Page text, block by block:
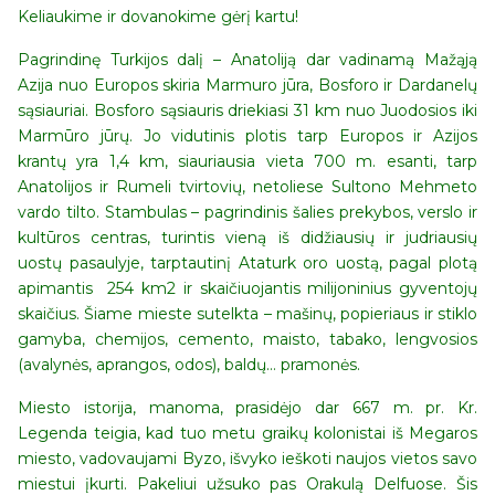
Keliaukime ir dovanokime gėrį kartu!
Pagrindinę Turkijos dalį – Anatoliją dar vadinamą Mažąją
Azija nuo Europos skiria Marmuro jūra, Bosforo ir Dardanelų
sąsiauriai. Bosforo sąsiauris driekiasi 31 km nuo Juodosios iki
Marmūro jūrų. Jo vidutinis plotis tarp Europos ir Azijos
krantų yra 1,4 km, siauriausia vieta 700 m. esanti, tarp
Anatolijos ir Rumeli tvirtovių, netoliese Sultono Mehmeto
vardo tilto. Stambulas – pagrindinis šalies prekybos, verslo ir
kultūros centras, turintis vieną iš didžiausių ir judriausių
uostų pasaulyje, tarptautinį Ataturk oro uostą, pagal plotą
apimantis 254 km2 ir skaičiuojantis milijoninius gyventojų
skaičius. Šiame mieste sutelkta – mašinų, popieriaus ir stiklo
gamyba, chemijos, cemento, maisto, tabako, lengvosios
(avalynės, aprangos, odos), baldų… pramonės.
Miesto istorija, manoma, prasidėjo dar 667 m. pr. Kr.
Legenda teigia, kad tuo metu graikų kolonistai iš Megaros
miesto, vadovaujami Byzo, išvyko ieškoti naujos vietos savo
miestui įkurti. Pakeliui užsuko pas Orakulą Delfuose. Šis